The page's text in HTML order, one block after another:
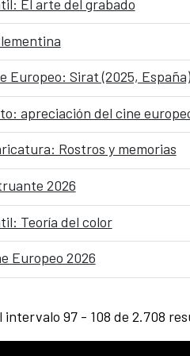
El arte del grabado
Europeo: Sirat (2025, España)
apreciación del cine
Rostros y memorias
2026
Teoría del color
Europeo 2026
intervalo 97 - 108 de 2.708